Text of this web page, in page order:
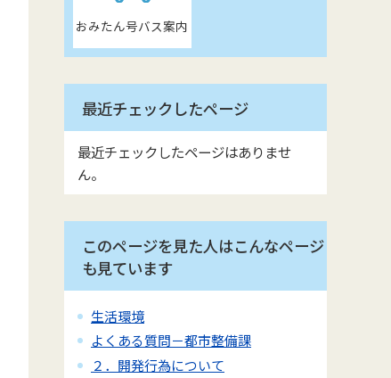
おみたん号バス案内
最近チェックしたページ
最近チェックしたページはありませ
ん。
このページを見た人はこんなページ
も見ています
生活環境
よくある質問－都市整備課
２．開発行為について